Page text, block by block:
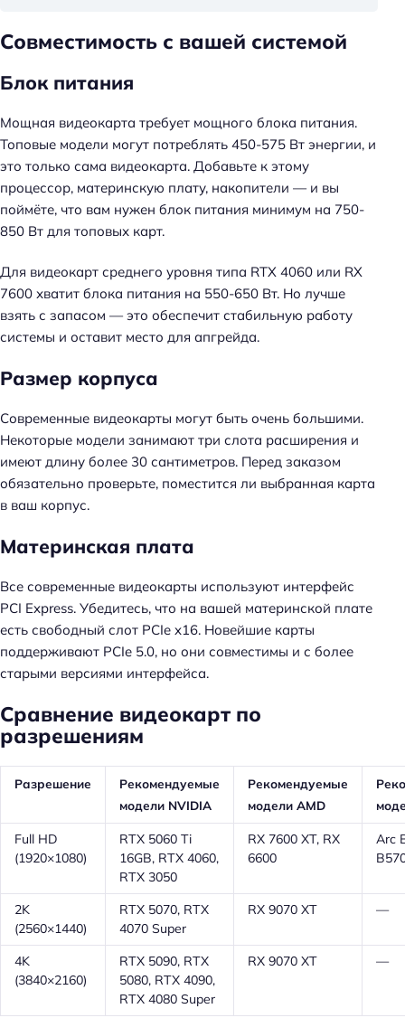
Совместимость с вашей системой
Блок питания
Мощная видеокарта требует мощного блока питания.
Топовые модели могут потреблять 450-575 Вт энергии, и
это только сама видеокарта. Добавьте к этому
процессор, материнскую плату, накопители — и вы
поймёте, что вам нужен блок питания минимум на 750-
850 Вт для топовых карт.
Для видеокарт среднего уровня типа RTX 4060 или RX
7600 хватит блока питания на 550-650 Вт. Но лучше
взять с запасом — это обеспечит стабильную работу
системы и оставит место для апгрейда.
Размер корпуса
Современные видеокарты могут быть очень большими.
Некоторые модели занимают три слота расширения и
имеют длину более 30 сантиметров. Перед заказом
обязательно проверьте, поместится ли выбранная карта
в ваш корпус.
Материнская плата
Все современные видеокарты используют интерфейс
PCI Express. Убедитесь, что на вашей материнской плате
есть свободный слот PCIe x16. Новейшие карты
поддерживают PCIe 5.0, но они совместимы и с более
старыми версиями интерфейса.
Сравнение видеокарт по
разрешениям
Разрешение
Рекомендуемые
модели NVIDIA
Рекомендуемые
модели AMD
Full HD
(1920×1080)
RTX 5060 Ti
16GB, RTX 4060,
RTX 3050
RX 7600 XT, RX
6600
Arc
2K
(2560×1440)
RTX 5070, RTX
4070 Super
RX 9070 XT —
4K
(3840×2160)
RTX 5090, RTX
5080, RTX 4090,
RTX 4080 Super
RX 9070 XT —